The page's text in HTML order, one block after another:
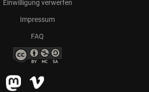
Einwilligung verwerfen
Impressum
FAQ